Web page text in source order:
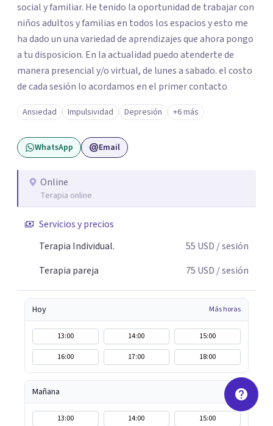
social y familiar. He tenido la oportunidad de trabajar con
niños adultos y familias en todos los espacios y esto me
ha dado un una variedad de aprendizajes que ahora pongo
a tu disposicion. En la actualidad puedo atenderte de
manera presencial y/o virtual, de lunes a sabado. el costo
de cada sesión lo acordamos en el primer contacto
Ansiedad Impulsividad Depresión +6 más
WhatsApp Email
Online
Terapia online
Servicios y precios
Terapia Individual.
55 USD / sesión
Terapia pareja
75 USD / sesión
Hoy Más horas
13:00 14:00
15:00
16:00
17:00 18:00
Mañana
13:00 14:00 15:00